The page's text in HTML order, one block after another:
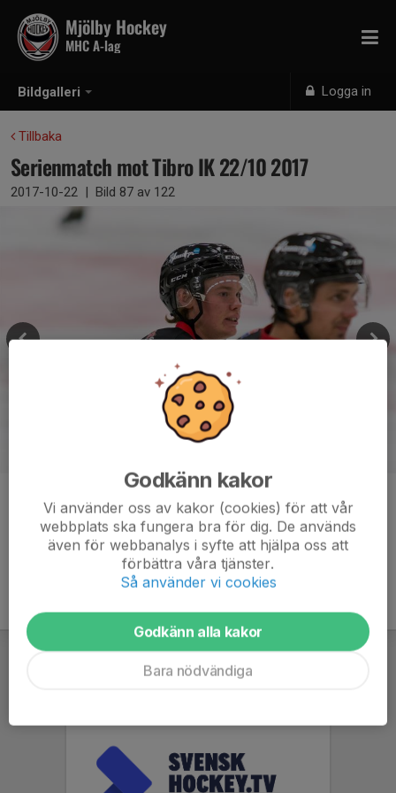
Bildgalleri Logga in
Mjölby Hockey
MHC A-lag
Tillbaka
Serienmatch mot Tibro IK 22/10 2017
2017-10-22 | Bild 87 av 122
Kommentarer
Godkänn kakor
Vi använder oss av kakor (cookies) för att vår
webbplats ska fungera bra för dig. De används
även för webbanalys i syfte att hjälpa oss att
förbättra våra tjänster.
Så använder vi cookies
Godkänn alla kakor
Bara nödvändiga